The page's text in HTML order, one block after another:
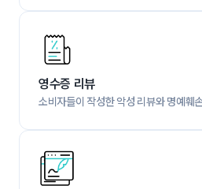
영수증 리뷰
소비자들이 작성한 악성 리뷰와 명예훼